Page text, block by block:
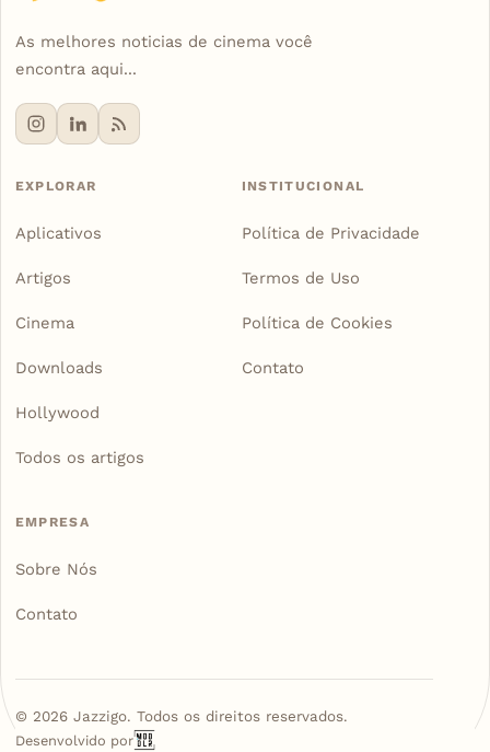
As melhores noticias de cinema você
encontra aqui...
EXPLORAR
Aplicativos
Artigos
Cinema
Downloads
Hollywood
Todos os artigos
INSTITUCIONAL
Política de Privacidade
Termos de Uso
Política de Cookies
Contato
EMPRESA
Sobre Nós
Contato
© 2026Jazzigo. Todos os direitos reservados.
Desenvolvido por